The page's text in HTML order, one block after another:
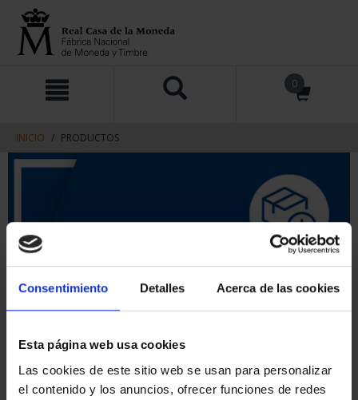
Consentimiento Detalles Acerca de las cookies
Esta página web usa cookies
Las cookies de este sitio web se usan para personalizar
el contenido y los anuncios, ofrecer funciones de redes
contenido
navegacin
0
INICIO PRODUCTOS